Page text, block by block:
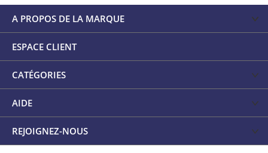
A PROPOS DE LA MARQUE
ESPACE CLIENT
CATÉGORIES
AIDE
REJOIGNEZ-NOUS